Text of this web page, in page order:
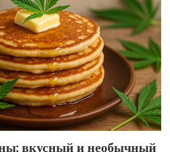
вкусный и необычный